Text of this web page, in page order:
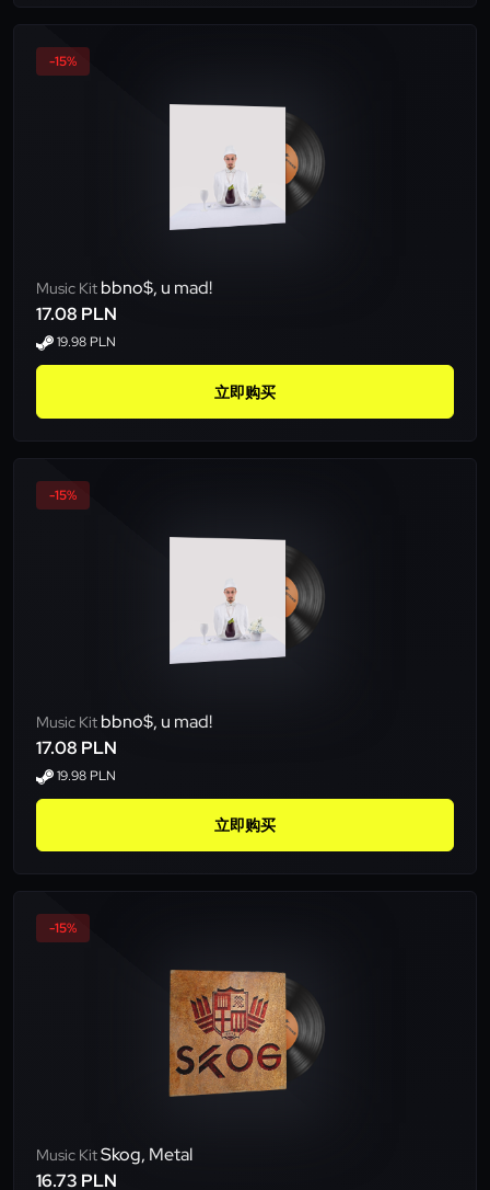
-15%
Music Kit bbno$, u mad!
17.08 PLN
19.98 PLN
立即购买
-15%
Music Kit bbno$, u mad!
17.08 PLN
19.98 PLN
立即购买
-15%
Music KitSkog, Metal
16.73 PLN